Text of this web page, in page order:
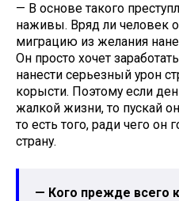
— В основе такого
наживы. Вряд ли человек
миграцию из желания
Он просто хочет
нанести серьезный урон
корысти. Поэтому если
жалкой жизни, то пускай
то есть того, ради чего он
страну.
— Кого прежде всего